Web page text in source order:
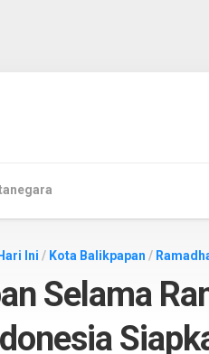
Ini / Kota Balikpapan /
Selama